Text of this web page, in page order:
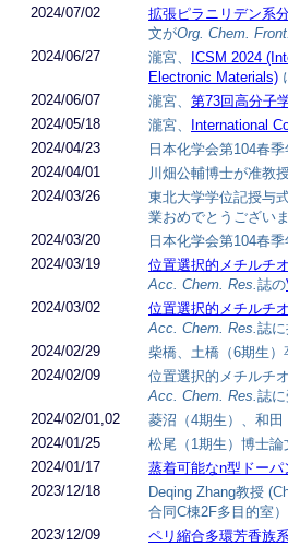
2024/07/02
拡張ピラニリデン系
文がOrg. Chem.
2024/06/27
瀧宮、
ICSM 2024
Electronic Materials)
2024/06/07
瀧宮、 第73回高分子
2024/05/18
瀧宮、
International
2024/04/23
日本化学会第104春
2024/04/01
川畑公輔博士が准教
2024/03/26
東北大学学位記授与
業おめでとうござい
2024/03/20
日本化学会第104春
2024/03/19
位置選択的メチルチ
Acc. Chem. Res.誌の
2024/03/02
位置選択的メチルチ
Acc. Chem. Res.誌
2024/02/29
柴橋、土橋（6期生
2024/02/09
位置選択的メチルチ
Acc. Chem. Res.誌
2024/02/01,02
菱沼（4期生）、和
2024/01/25
松尾（1期生）博士論
2024/01/17
蒸着可能なn型ドー
2023/12/18
Deqing Zhang教授
合同C棟2F多目的室
2023/12/09
ペリ縮合多環芳香族